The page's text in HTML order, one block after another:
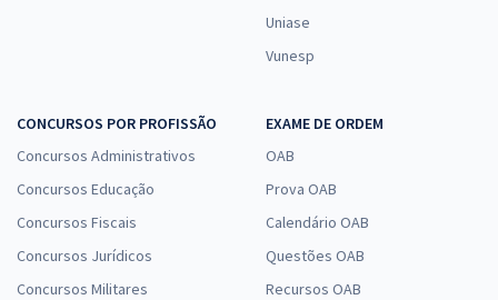
Uniase
Vunesp
CONCURSOS POR PROFISSÃO
Concursos Administrativos
Concursos Educação
Concursos Fiscais
Concursos Jurídicos
Concursos Militares
EXAME DE ORDEM
OAB
Prova OAB
Calendário OAB
Questões OAB
Recursos OAB